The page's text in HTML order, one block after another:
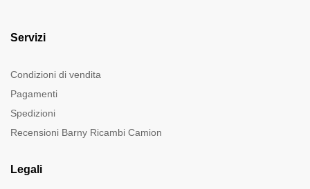
Servizi
Condizioni di vendita
Pagamenti
Spedizioni
Recensioni Barny Ricambi Camion
Legali